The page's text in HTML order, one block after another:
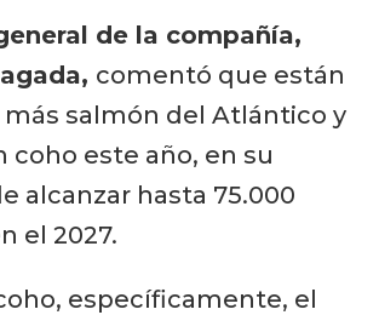
de la compañía,
comentó que están
salmón del Atlántico y
coho este año, en su
alcanzar hasta 75.000
el 2027.
específicamente, el